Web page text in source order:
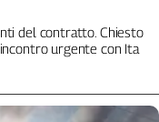
del contratto. Chiesto
urgente con Ita